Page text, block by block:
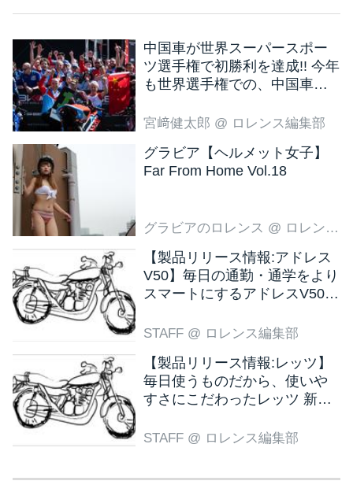
中国車が世界スーパースポー
ツ選手権で初勝利を達成!! 今年
も世界選手権での、中国車の
宮﨑健太郎 @ ロレンス編集部
グラビア【ヘルメット女子】
Far From Home Vol.18
グラビアのロレンス @ ロレンス編集部
【製品リリース情報:アドレス
V50】毎日の通勤・通学をより
スマートにするアドレスV50
STAFF @ ロレンス編集部
【製品リリース情報:レッツ】
毎日使うものだから、使いや
すさにこだわったレッツ 新色
STAFF @ ロレンス編集部